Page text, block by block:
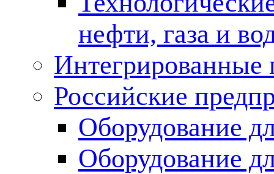
нефти, газа и
Российские
Оборудование
Оборудование